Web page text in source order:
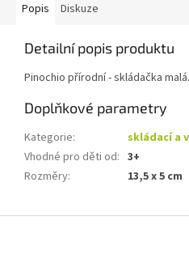
Popis Diskuze
Detailní popis produktu
Pinochio přírodní - skládačka
Doplňkové parametry
Kategorie:
skládací a
Vhodné pro děti od: 3+
Rozměry: 13,5 x 5 cm